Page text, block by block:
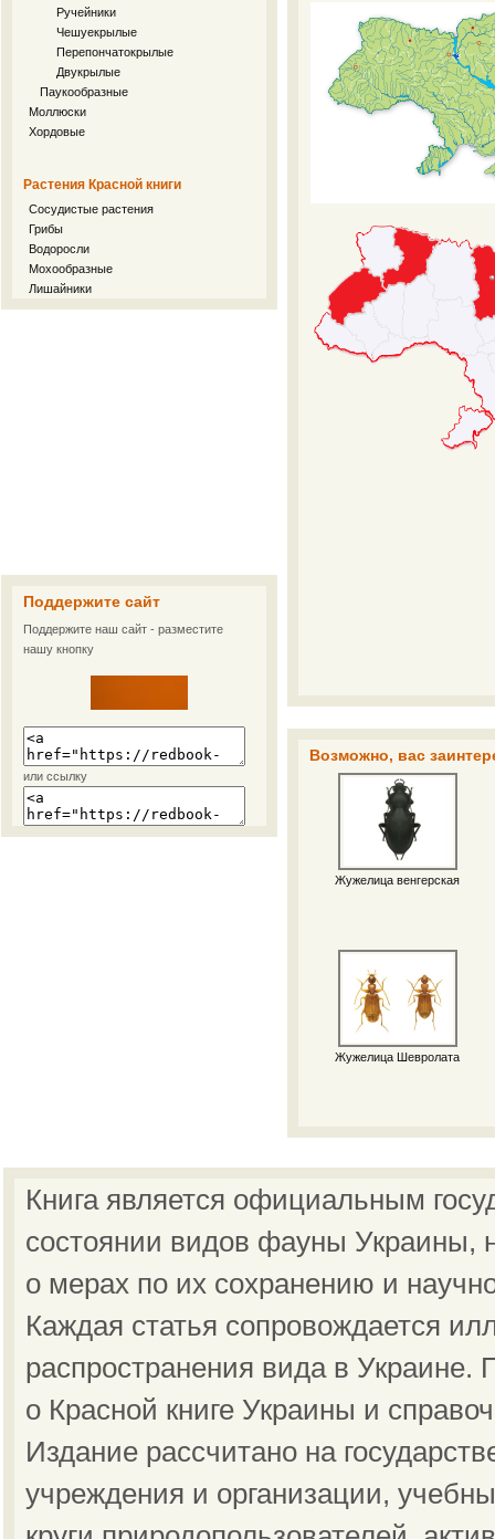
Ручейники
Чешуекрылые
Перепончатокрылые
Двукрылые
Паукообразные
Моллюски
Хордовые
Растения Красной книги
Сосудистые растения
Грибы
Водоросли
Мохообразные
Лишайники
Поддержите сайт
Поддержите наш сайт - разместите
нашу кнопку
или ссылку
Возможно, вас
Жужелица венгерская
Жужелица Шевролата
Книга является официальным
состоянии видов фауны Украины,
о мерах по их сохранению и
Каждая статья сопровождается
распространения вида в
о Красной книге Украины и
Издание рассчитано на
учреждения и организации,